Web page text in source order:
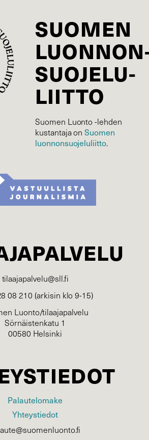
SUOMEN
SUOJELU­
LIITTO
Suomen Luonto -lehden
kustantaja onSuomen
luonnonsuojelu­liitto.
tilaajapalvelu@sll.fi
08 210 (arkisin klo 9-15)
Luonto/tilaajapalvelu
Sörnäistenkatu 1
00580 Helsinki
Palautelomake
Yhteystiedot